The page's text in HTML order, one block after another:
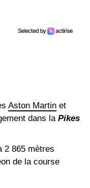
Aston Martin et
dans la Pikes
2 865 mètres
de la course